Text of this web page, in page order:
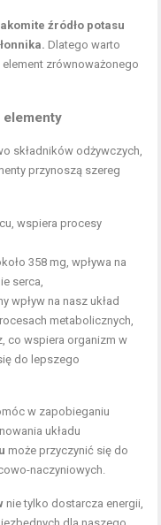
źródło potasu
Dlatego warto
zrównoważonego
elementy
składników odżywczych,
przynoszą szereg
wspiera procesy
358 mg, wpływa na
serca,
wpływ na nasz układ
metabolicznych,
co wspiera organizm w
do lepszego
w zapobieganiu
układu
może przyczynić się do
naczyniowych.
nie tylko dostarcza energii,